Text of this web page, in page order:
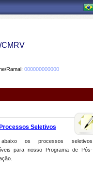
CMRV
Ramal: 000000000000
Processos Seletivos
os processos seletivos
para nosso Programa de Pós-